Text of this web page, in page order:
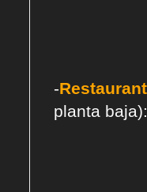
-
planta baja):